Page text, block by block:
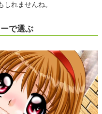
れませんね。
で選ぶ